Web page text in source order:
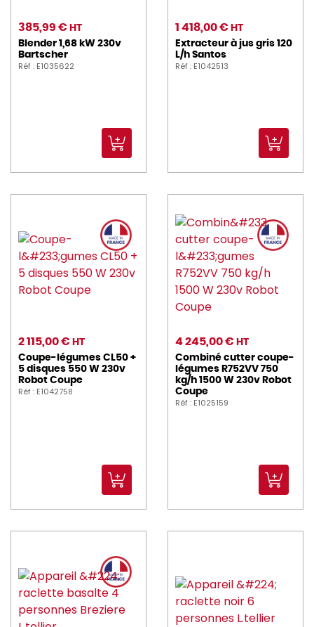
385,99 € HT
Blender 1,68 kW 230v
Bartscher
Réf : E1035622
1 418,00 € HT
Extracteur à jus gris 120
L/h Santos
Réf : E1042513
2 115,00 € HT
Coupe-légumes CL50 +
5 disques 550 W 230v
Robot Coupe
Réf : E1042758
4 245,00 € HT
Combiné cutter coupe-
légumes R752VV 750
kg/h 1500 W 230v Robot
Coupe
Réf : E1025159